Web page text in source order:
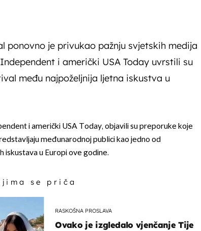
ponovno je privukao pažnju svjetskih medija
i američki USA Today uvrstili su
među najpoželjnija ljetna iskustva u
i američki USA Today, objavili su preporuke koje
međunarodnoj publici kao jedno od
iskustava u Europi ove godine.
se priča
RASKOŠNA PROSLAVA
Ovako je izgledalo vjenčanje Tije